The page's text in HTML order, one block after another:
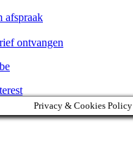
afspraak
ontvangen
Privacy & Cookies Policy